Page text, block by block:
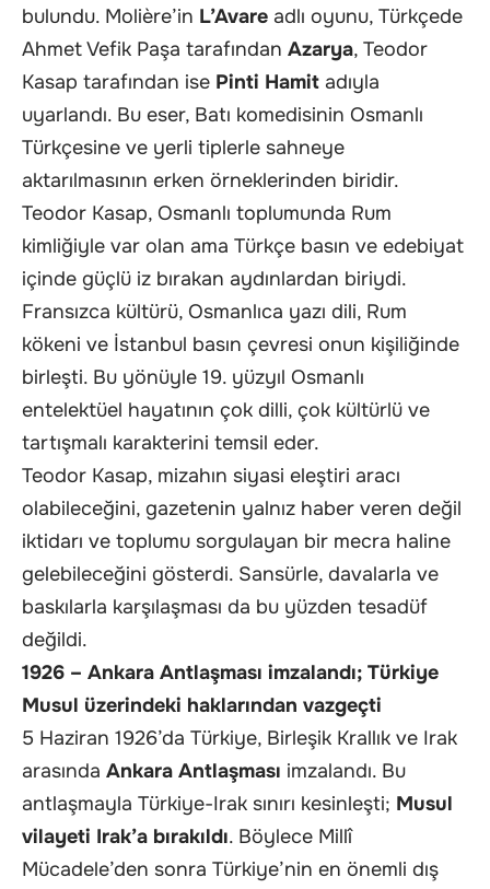
bulundu. Molière’in L’Avare adlı oyunu, Türkçede
Ahmet Vefik Paşa tarafından Azarya, Teodor
Kasap tarafından ise Pinti Hamit adıyla
uyarlandı. Bu eser, Batı komedisinin Osmanlı
Türkçesine ve yerli tiplerle sahneye
aktarılmasının erken örneklerinden biridir.
Teodor Kasap, Osmanlı toplumunda Rum
kimliğiyle var olan ama Türkçe basın ve edebiyat
içinde güçlü iz bırakan aydınlardan biriydi.
Fransızca kültürü, Osmanlıca yazı dili, Rum
kökeni ve İstanbul basın çevresi onun kişiliğinde
birleşti. Bu yönüyle 19. yüzyıl Osmanlı
entelektüel hayatının çok dilli, çok kültürlü ve
tartışmalı karakterini temsil eder.
Teodor Kasap, mizahın siyasi eleştiri aracı
olabileceğini, gazetenin yalnız haber veren değil
iktidarı ve toplumu sorgulayan bir mecra haline
gelebileceğini gösterdi. Sansürle, davalarla ve
baskılarla karşılaşması da bu yüzden tesadüf
değildi.
1926 – Ankara Antlaşması imzalandı; Türkiye
Musul üzerindeki haklarından vazgeçti
5 Haziran 1926’da Türkiye, Birleşik Krallık ve Irak
arasında Ankara Antlaşması imzalandı. Bu
antlaşmayla Türkiye-Irak sınırı kesinleşti; Musul
vilayeti Irak’a bırakıldı. Böylece Millî
Mücadele’den sonra Türkiye’nin en önemli dış